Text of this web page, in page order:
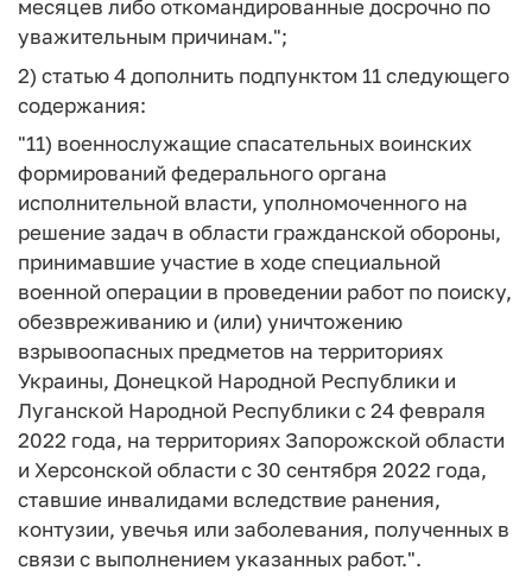
месяцев либо откомандированные досрочно по
уважительным причинам.";
2) статью 4 дополнить подпунктом 11 следующего
содержания:
"11) военнослужащие спасательных воинских
формирований федерального органа
исполнительной власти, уполномоченного на
решение задач в области гражданской обороны,
принимавшие участие в ходе специальной
военной операции в проведении работ по поиску,
обезвреживанию и (или) уничтожению
взрывоопасных предметов на территориях
Украины, Донецкой Народной Республики и
Луганской Народной Республики с 24 февраля
2022 года, на территориях Запорожской области
и Херсонской области с 30 сентября 2022 года,
ставшие инвалидами вследствие ранения,
контузии, увечья или заболевания, полученных в
связи с выполнением указанных работ.".